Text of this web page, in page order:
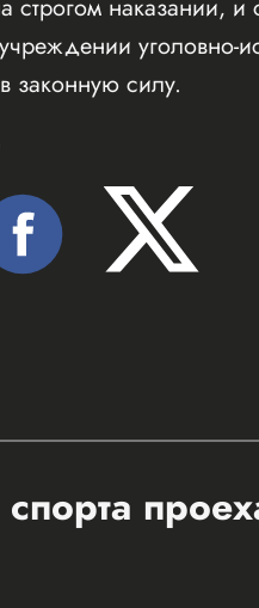
строгом наказании,
уголовно-
законную силу.